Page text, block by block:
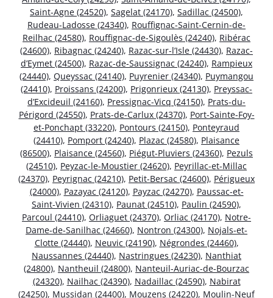
Saint-Agne (24520), Sagelat (24170), Sadillac (24500),
Rudeau-Ladosse (24340), Rouffignac-Saint-Cernin-de-
Reilhac (24580), Rouffignac-de-Sigoulès (24240), Ribérac
(24600), Ribagnac (24240), Razac-sur-l’Isle (24430), Razac-
d’Eymet (24500), Razac-de-Saussignac (24240), Rampieux
(24440), Queyssac (24140), Puyrenier (24340), Puymangou
(24410), Proissans (24200), Prigonrieux (24130), Preyssac-
d’Excideuil (24160), Pressignac-Vicq (24150), Prats-du-
Périgord (24550), Prats-de-Carlux (24370), Port-Sainte-Foy-
et-Ponchapt (33220), Pontours (24150), Ponteyraud
(24410), Pomport (24240), Plazac (24580), Plaisance
(86500), Plaisance (24560), Piégut-Pluviers (24360), Pezuls
(24510), Peyzac-le-Moustier (24620), Peyrillac-et-Millac
(24370), Peyrignac (24210), Petit-Bersac (24600), Périgueux
(24000), Pazayac (24120), Payzac (24270), Paussac-et-
Saint-Vivien (24310), Paunat (24510), Paulin (24590),
Parcoul (24410), Orliaguet (24370), Orliac (24170), Notre-
Dame-de-Sanilhac (24660), Nontron (24300), Nojals-et-
Clotte (24440), Neuvic (24190), Négrondes (24460),
Naussannes (24440), Nastringues (24230), Nanthiat
(24800), Nantheuil (24800), Nanteuil-Auriac-de-Bourzac
(24320), Nailhac (24390), Nadaillac (24590), Nabirat
(24250), Mussidan (24400), Mouzens (24220), Moulin-Neuf